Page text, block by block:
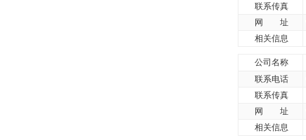
联系传真
网 址
相关信息
公司名称
联系电话
联系传真
网 址
相关信息